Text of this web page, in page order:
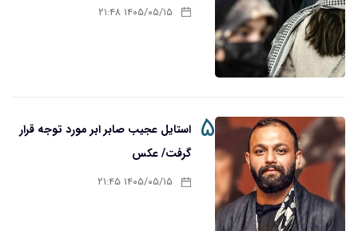
۱۴۰۵/۰۵/۱۵ ۲۱:۴۸
۵ استایل عجیب صابر ابر مورد توجه قرار
گرفت/ عکس
۱۴۰۵/۰۵/۱۵ ۲۱:۴۵